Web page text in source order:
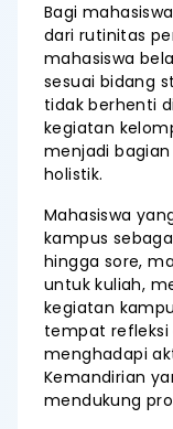
Bagi
dari rutinitas
mahasiswa
sesuai bidang
tidak berhenti
kegiatan
menjadi
holistik.
Mahasiswa
kampus
hingga sore,
untuk kuliah,
kegiatan
tempat refleksi
menghadapi
Kemandirian
mendukung